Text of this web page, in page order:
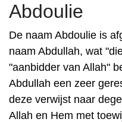
Abdoulie
De naam Abdoulie is
naam Abdullah, wat
"aanbidder van Allah"
Abdullah een zeer
deze verwijst naar
Allah en Hem met